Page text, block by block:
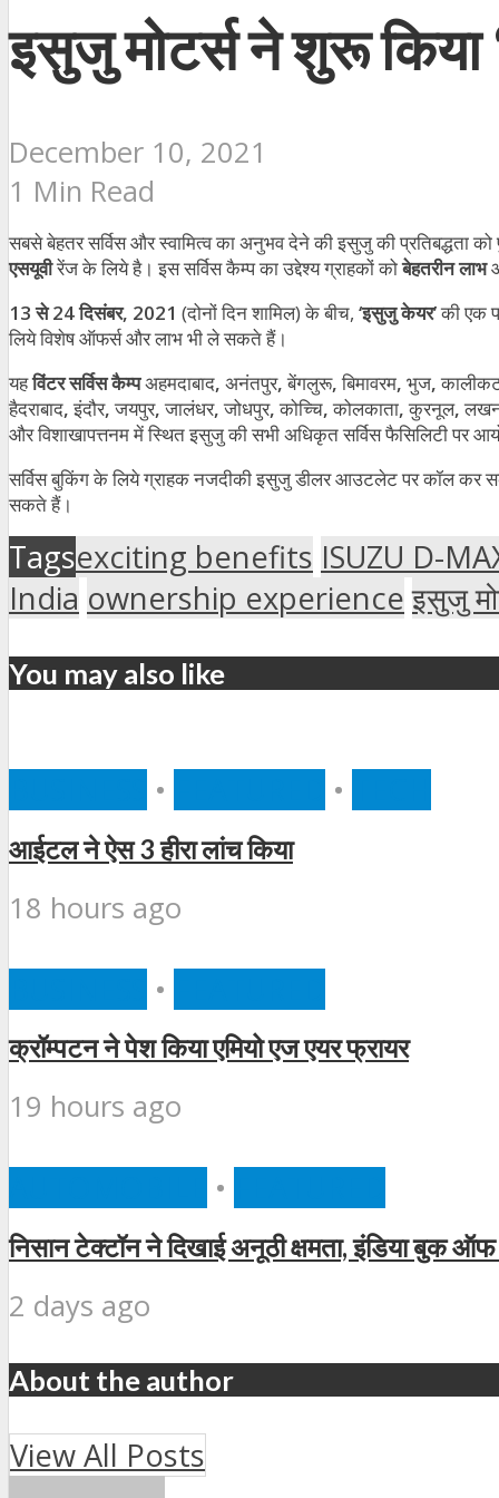
इसुजु मोटर्स ने शुरू
December 10, 2021
1 Min Read
सबसे बेहतर सर्विस और स्वामित्व का अनुभव देने की इसुजु की प्रतिबद्धता
एसयूवीरेंज के लिये है। इस सर्विस कैम्प का उद्देश्य ग्राहकों कोबेहतरीन लाभ
13 से 24 दिसंबर, 2021 (दोनों दिन शामिल) के बीच, ‘इसुजु केयर’की एक
लिये विशेष ऑफर्स और लाभ भी ले सकते हैं।
यहविंटर सर्विस कैम्पअहमदाबाद, अनंतपुर,बेंगलुरू,बिमावरम, भुज,
हैदराबाद,इंदौर,जयपुर,जालंधर,जोधपुर,कोच्चि,कोलकाता,कुरनूल,
और विशाखापत्तनम में स्थित इसुजु की सभी अधिकृत सर्विस फैसिलिटी पर
सर्विस बुकिंग के लिये ग्राहक नजदीकी इसुजुडीलर आउटलेट पर कॉल कर
सकते हैं।
Tagsexciting benefits ISUZU D-
India ownership experience इसुजु
You may also like
• •
आईटल ने ऐस 3 हीरा लांच किया
18 hours ago
•
क्रॉम्पटन ने पेश किया एमियो एज एयर फ्रायर
19 hours ago
•
निसान टेक्टॉन ने दिखाई अनूठी क्षमता, इंडिया बुक
2 days ago
About the author
View All Posts